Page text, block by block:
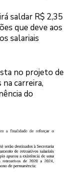
saldar R$ 2,35
que deve aos
salariais
no projeto de
carreira,
do